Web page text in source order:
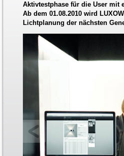
Aktivtestphase für die User mit
Ab dem 01.08.2010 wird
Lichtplanung der nächsten